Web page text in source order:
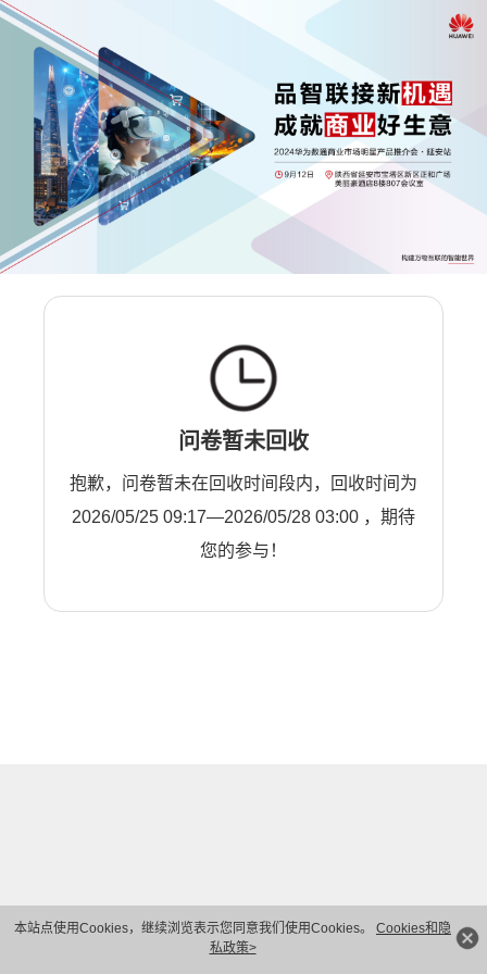
本站点使用Cookies，继续浏览表示您同意我们使用Cookies。 Cookies和隐
私政策>
问卷暂未回收
抱歉，问卷暂未在回收时间段内，回收时间为
2026/05/25 09:17—2026/05/28 03:00 ，期待
您的参与！